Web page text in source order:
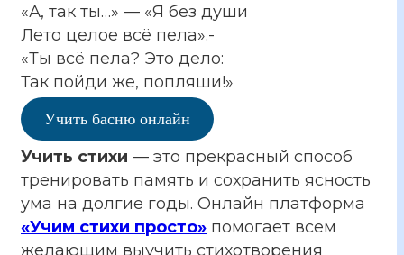
«А, так ты…» — «Я без души
Лето целое всё пела».-
«Ты всё пела? Это дело:
Так пойди же, попляши!»
Учить басню онлайн
Учить стихи — это прекрасный способ
тренировать память и сохранить ясность
ума на долгие годы. Онлайн платформа
«Учим стихи просто» помогает всем
желающим выучить стихотворения